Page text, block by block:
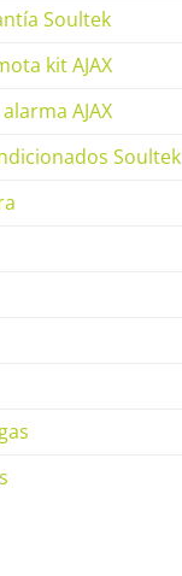
Soultek
kit AJAX
AJAX
Soultek